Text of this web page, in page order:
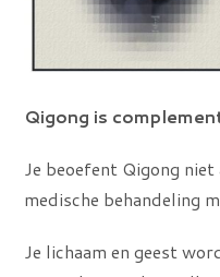
Qigong is
Je beoefent Qigong
medische behandeling
Je lichaam en geest